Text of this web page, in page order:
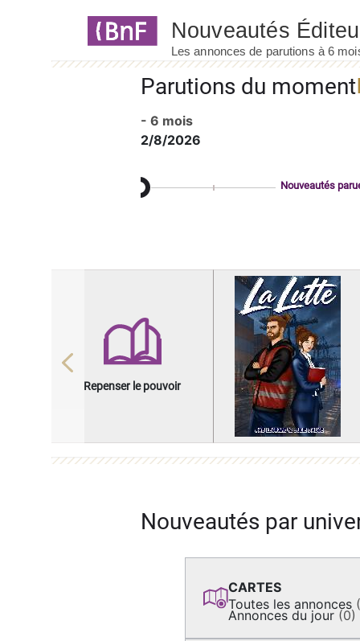
Parutions du moment
- 6 mois
2/8/2026
Nouveautés
Repenser le pouvoir
Previous
Nouveautés par
CARTES
Toutes les annonces
Annonces du jour (0)